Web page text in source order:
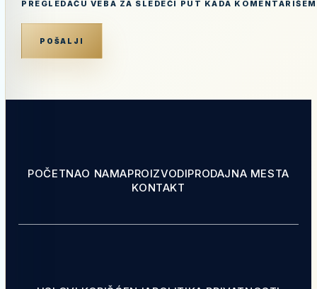
PREGLEDAČU VEBA ZA SLEDEĆI PUT KADA
POČETNAO NAMAPROIZVODIPRODAJNA MESTA
KONTAKT